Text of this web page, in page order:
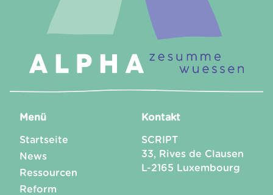
Menü
Startseite
News
Ressourcen
Reform
Kontakt
SCRIPT
33, Rives de Clausen
L-2165 Luxembourg